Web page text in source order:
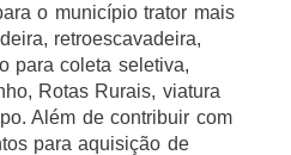
o município trator mais
retroescavadeira,
para coleta seletiva,
Rotas Rurais, viatura
Além de contribuir com
para aquisição de